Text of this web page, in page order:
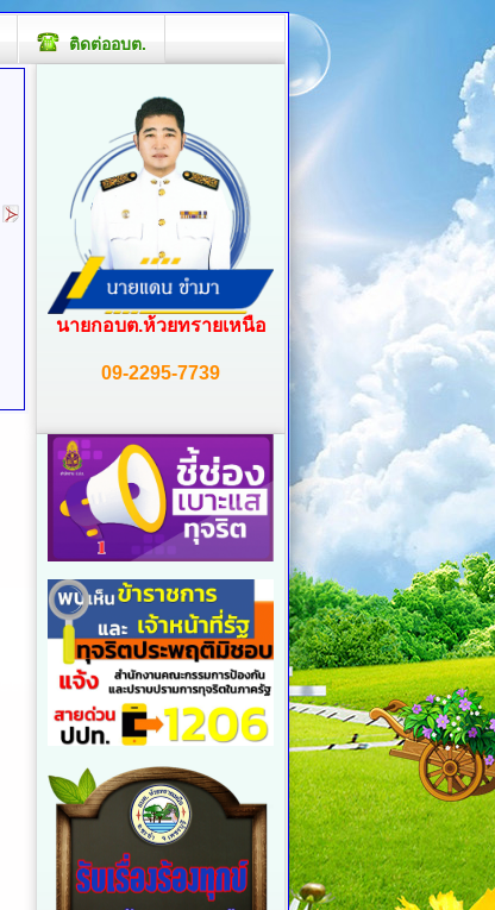
ติดต่ออบต.
นายกอบต.ห้วยทรายเหนือ
09-2295-7739